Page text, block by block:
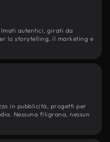
autentici, girati da
lo storytelling, il marketing e
in pubblicità, progetti per
Nessuna filigrana, nessun